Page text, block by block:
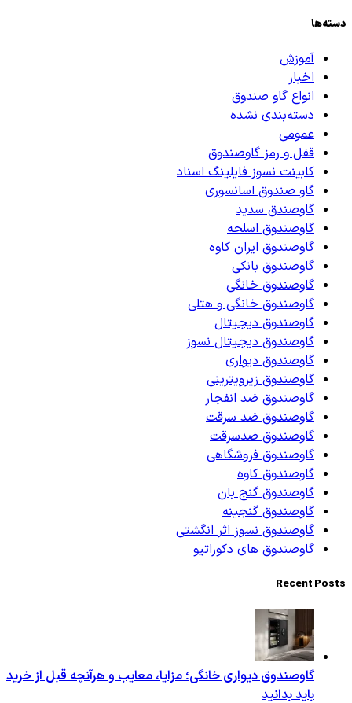
دسته‌ها
آموزش
اخبار
انواع گاو صندوق
دسته‌بندی نشده
عمومی
قفل و رمز گاوصندوق
کابینت نسوز فایلینگ اسناد
گاو صندوق اسانسوری
گاوصندق سدید
گاوصندوق اسلحه
گاوصندوق ایران کاوه
گاوصندوق بانکی
گاوصندوق خانگی
گاوصندوق خانگی و هتلی
گاوصندوق دیجیتال
گاوصندوق دیجیتال نسوز
گاوصندوق دیواری
گاوصندوق زیرویترینی
گاوصندوق ضد انفجار
گاوصندوق ضد سرقت
گاوصندوق ضدسرقت
گاوصندوق فروشگاهی
گاوصندوق کاوه
گاوصندوق گنج بان
گاوصندوق گنجینه
گاوصندوق نسوز اثر انگشتی
گاوصندوق های دکوراتیو
Recent Posts
گاوصندوق دیواری خانگی؛ مزایا، معایب و هرآنچه قبل از خرید
باید بدانید